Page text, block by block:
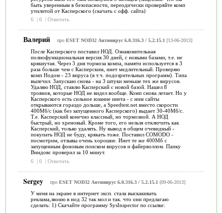
быть уверенным в безопасности, переодически проверяйте комп
утилитой от Касперского (скачать с офф. сайта)
6
| 6 | Ответить
Валерий про ESET NOD32 Антивирус 6.0.316.3 / 5.2.15.1 [13-06-2013]
После Касперского поставил НОД. Ознакомительная
полнофункциональная версия 30 дней, с новыми базами, т.е. не
крякнутая. Через 3 дня тормоза компа, памяти используется в 3
раза больше чем с Касперским, инет медлительный. Проверяю
комп Нодом - 23 вируса (в т.ч. подозрительных программ). Типа
вылечил. Запускаю снова - на 3 штуки меньше тех же вирусов.
Удаляю НОД, ставлю Касперский с новой базой. Нашел 8
троянов, которые НОД не видел вообще. Комп снова летает. Но у
Касперского есть сильное юзание инета - с ним сайты
открываются гораздо дольше, а Speedtest.net вместо скорости
400Мб/с (как без запущенного Касперского) выдает 30-40Мб/с.
Т.е. Касперский конечно классный, но тормозной. А НОД
быстрый, но хреновый. Кроме того, его нельзя отключить как
Касперский, только удалять. Ну вывод в общем очевидный -
покупать НОД не буду, крякать тоже. Поставил COMODO -
посмотрим, отзывы очень хорошие. Инет те же 400Мб с
запущенным фоновым поиском вирусов и файерволлом. Папку
Виндовс проверил за 10 минут.
6
| 6 | Ответить
Sergey про ESET NOD32 Антивирус 6.0.316.3 / 5.2.15.1 [09-06-2013]
У меня на экране в интернет эксп. стала выскакивать
реклама,звоню в нод 32 так мол и так. что они предлагаю
сделать: 1) Скачайте программу SysInspector по ссылке: